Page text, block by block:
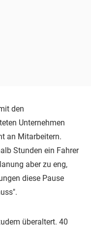
den
Unternehmen
an Mitarbeitern.
Stunden ein Fahrer
aber zu eng,
diese Pause
überaltert. 40